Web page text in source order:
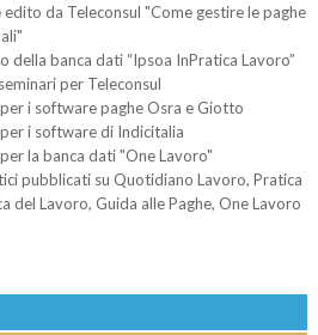
da Teleconsul "Come gestire le paghe
della banca dati “Ipsoa InPratica Lavoro”
per Teleconsul
i software paghe Osra e Giotto
i software di Indicitalia
la banca dati "One Lavoro"
pubblicati su Quotidiano Lavoro, Pratica
del Lavoro, Guida alle Paghe, One Lavoro